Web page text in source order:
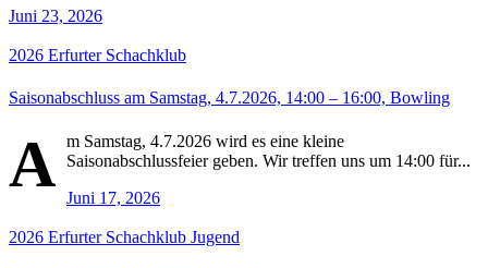
Juni 23, 2026
2026 Erfurter Schachklub
Saisonabschluss am Samstag, 4.7.2026, 14:00 – 16:00, Bowling
A m Samstag, 4.7.2026 wird es eine kleine
Saisonabschlussfeier geben. Wir treffen uns um 14:00 für...
Juni 17, 2026
2026 Erfurter Schachklub Jugend